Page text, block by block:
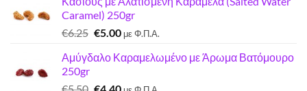
Caramel) 250gr
€6.25 Original
was:
€5.00Η
τιμή
με Φ.Π.Α.
Αμύγδαλο Καραμελωμένο με Άρωμα Βατόμουρο
250gr
Original
Η